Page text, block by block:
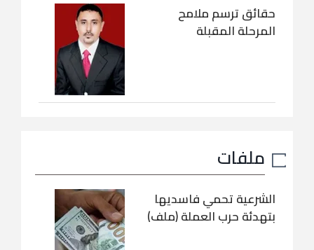
حقائق ترسم ملامح
المرحلة المقبلة
ملفات
الشرعية تحمي فاسديها
بتهدئة حرب العملة (ملف)